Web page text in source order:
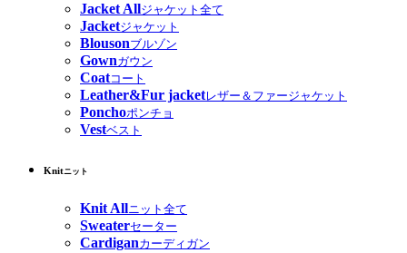
Jacket Allジャケット全て
Jacketジャケット
Blousonブルゾン
Gownガウン
Coatコート
Leather&Fur jacketレザー＆ファージャケット
Ponchoポンチョ
Vestベスト
Knitニット
Knit Allニット全て
Sweaterセーター
Cardiganカーディガン